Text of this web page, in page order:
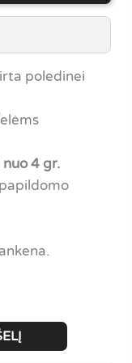
poledinei
nuo 4 gr.